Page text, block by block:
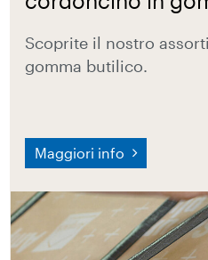
Scoprite il nostro
gomma butilico.
Maggiori info